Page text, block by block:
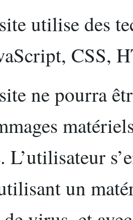
utilise des
CSS,
ne pourra
L’utilisateur
un